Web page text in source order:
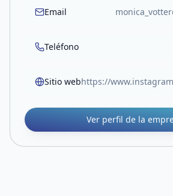
Email
Teléfono
Sitio web
Ver perfil de la